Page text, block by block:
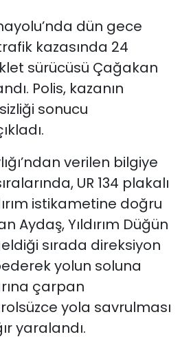
dün gece
kazasında 24
sürücüsü Çağakan
Polis, kazanın
sonucu
verilen bilgiye
UR 134 plakalı
istikametine doğru
Aydaş, Yıldırım Düğün
sırada direksiyon
yolun soluna
çarpan
yola savrulması
yaralandı.